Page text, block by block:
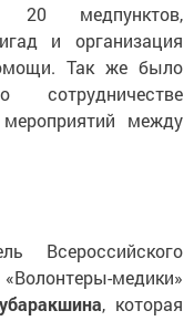
20 медпунктов,
и организация
Так же было
сотрудничестве
между
Всероссийского
медики»
, которая